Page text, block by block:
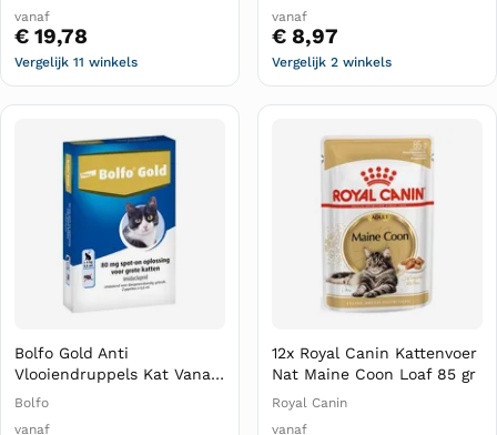
vanaf
€ 19,78
Vergelijk 11 winkels
vanaf
€ 8,97
Vergelijk 2 winkels
Bolfo Gold Anti
Vlooiendruppels Kat Vanaf
4 kg 2 pipetten
Bolfo
vanaf
12x Royal Canin Kattenvoer
Nat Maine Coon Loaf 85 gr
Royal Canin
vanaf